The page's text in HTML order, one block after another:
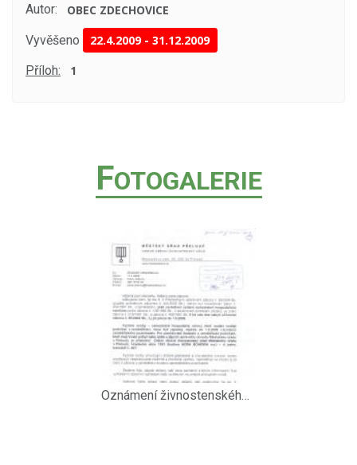
Autor: OBEC ZDECHOVICE
Vyvěšeno 22.4.2009-31.12.2009
Příloh: 1
FOTOGALERIE
Oznámení živnostenského úřadu duben 2009